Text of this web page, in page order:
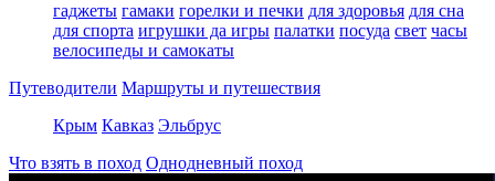
гаджеты гамаки горелки и печки для здоровья для сна
для спорта игрушки да игры палатки посуда свет часы
велосипеды и самокаты
Путеводители Маршруты и путешествия
Крым Кавказ Эльбрус
Что взять в поход Однодневный поход